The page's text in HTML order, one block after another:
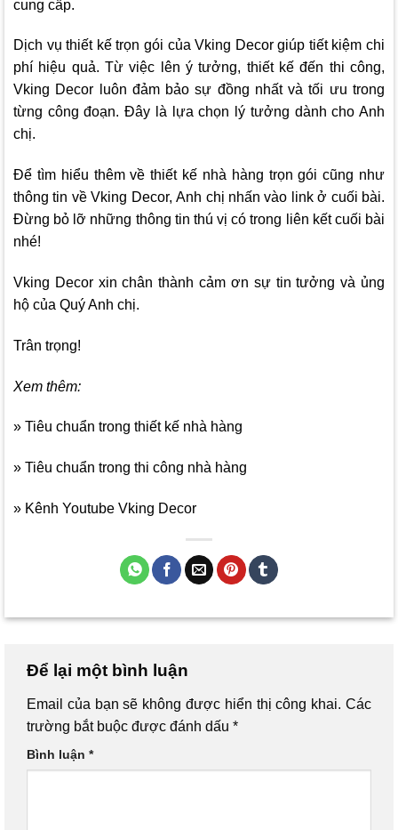
cung cấp.
Dịch vụ thiết kế trọn gói củaVking Decorgiúp tiết kiệm chi
phí hiệu quả. Từ việc lên ý tưởng, thiết kế đến thi công,
Vking Decor luôn đảm bảo sự đồng nhất và tối ưu trong
từng công đoạn. Đây là lựa chọn lý tưởng dành cho Anh
chị.
Để tìm hiểu thêm về thiết kế nhà hàng trọn gói cũng như
thông tin vềVking Decor,Anh chị nhấn vào link ở cuối bài.
Đừng bỏ lỡ những thông tin thú vị có trong liên kết cuối bài
nhé!
Vking Decorxin chân thành cảm ơn sự tin tưởng và ủng
hộ của Quý Anh chị.
Trân trọng!
Xem thêm:
» Tiêu chuẩn trong thiết kế nhà hàng
» Tiêu chuẩn trong thi công nhà hàng
» Kênh Youtube Vking Decor
Để lại một bình luận
Email của bạn sẽ không được hiển thị công khai. Các
trường bắt buộc được đánh dấu *
Bình luận *